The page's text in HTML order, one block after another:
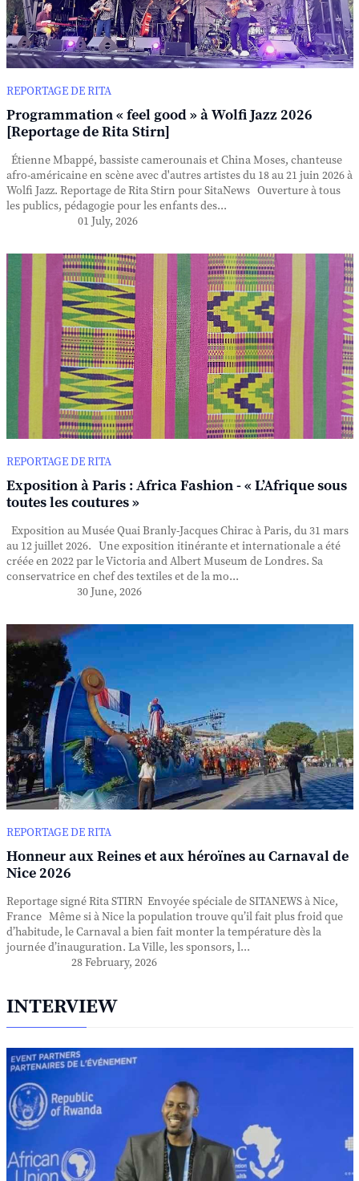
REPORTAGE DE RITA
Programmation « feel good » à Wolfi Jazz 2026
[Reportage de Rita Stirn]
Étienne Mbappé, bassiste camerounais et China Moses, chanteuse
afro-américaine en scène avec d'autres artistes du 18 au 21 juin 2026 à
Wolfi Jazz. Reportage de Rita Stirn pour SitaNews Ouverture à tous
les publics, pédagogie pour les enfants des...
01 July, 2026
REPORTAGE DE RITA
Exposition à Paris : Africa Fashion - « L’Afrique sous
toutes les coutures »
Exposition au Musée Quai Branly-Jacques Chirac à Paris, du 31 mars
au 12 juillet 2026. Une exposition itinérante et internationale a été
créée en 2022 par le Victoria and Albert Museum de Londres. Sa
conservatrice en chef des textiles et de la mo...
30 June, 2026
REPORTAGE DE RITA
Honneur aux Reines et aux héroïnes au Carnaval de
Nice 2026
Reportage signé Rita STIRN Envoyée spéciale de SITANEWS à Nice,
France Même si à Nice la population trouve qu’il fait plus froid que
d’habitude, le Carnaval a bien fait monter la température dès la
journée d’inauguration. La Ville, les sponsors, l...
28 February, 2026
INTERVIEW